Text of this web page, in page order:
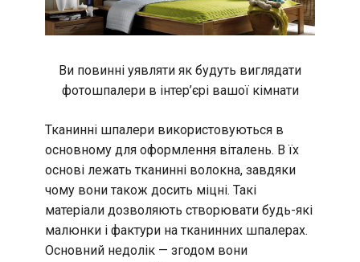
Ви повинні уявляти як будуть виглядати
фотошпалери в інтер’єрі вашої кімнати
Тканинні шпалери використовуються в
основному для оформлення віталень. В їх
основі лежать тканинні волокна, завдяки
чому вони також досить міцні. Такі
матеріали дозволяють створювати будь-які
малюнки і фактури на тканинних шпалерах.
Основний недолік — згодом вони